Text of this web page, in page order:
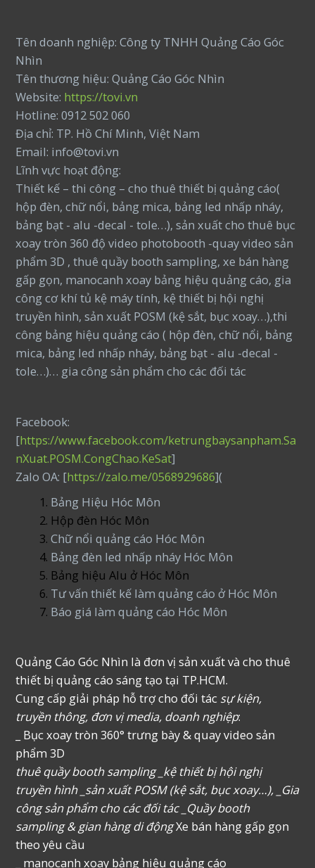
Tên doanh nghiệp: Công ty TNHH Quảng Cáo Góc
Nhìn
Tên thương hiệu: Quảng Cáo Góc Nhìn
Website: https://tovi.vn
Hotline: 0912 502 060
Địa chỉ: TP. Hồ Chí Minh, Việt Nam
Email: info@tovi.vn
Lĩnh vực hoạt động:
Thiết kế – thi công – cho thuê thiết bị quảng cáo(
hộp đèn, chữ nổi, bảng mica, bảng led nhấp nháy,
bảng bạt - alu -decal - tole…), sản xuất cho thuê bục
xoay tròn 360 độ video photobooth -quay video sản
phẩm 3D , thuê quầy booth sampling, xe bán hàng
gấp gọn, manocanh xoay bảng hiệu quảng cáo, gia
công cơ khí tủ kệ máy tính, kệ thiết bị hội nghị
truyền hình, sản xuất POSM (kệ sắt, bục xoay…),thi
công bảng hiệu quảng cáo ( hộp đèn, chữ nổi, bảng
mica, bảng led nhấp nháy, bảng bạt - alu -decal -
tole…)… gia công sản phẩm cho các đối tác
Facebook:
[https://www.facebook.com/ketrungbaysanpham.Sa
nXuat.POSM.CongChao.KeSat]
Zalo OA: [https://zalo.me/0568929686](
Bảng Hiệu Hóc Môn
Hộp đèn Hóc Môn
Chữ nổi quảng cáo Hóc Môn
Bảng đèn led nhấp nháy Hóc Môn
Bảng hiệu Alu ở Hóc Môn
Tư vấn thiết kế làm quảng cáo ở Hóc Môn
Báo giá làm quảng cáo Hóc Môn
Quảng Cáo Góc Nhìn là đơn vị sản xuất và cho thuê
thiết bị quảng cáo sáng tạo tại TP.HCM.
Cung cấp giải pháp hỗ trợ cho đối tác sự kiện,
truyền thông, đơn vị media, doanh nghiệp:
_ Bục xoay tròn 360° trưng bày & quay video sản
phẩm 3D
thuê quầy booth sampling _kệ thiết bị hội nghị
truyền hình _sản xuất POSM (kệ sắt, bục xoay…), _Gia
công sản phẩm cho các đối tác _Quầy booth
sampling & gian hàng di độngXe bán hàng gấp gọn
theo yêu cầu
_ manocanh xoay bảng hiệu quảng cáo